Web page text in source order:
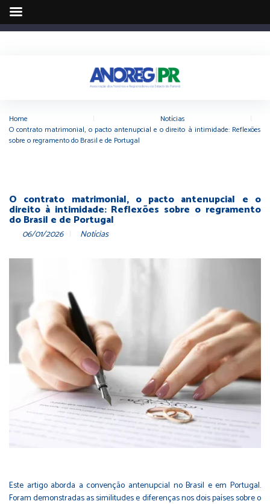
Home Notícias
O contrato matrimonial, o pacto antenupcial e o direito à intimidade: Reflexões
sobre o regramento do Brasil e de Portugal
O contrato matrimonial, o pacto antenupcial e o
direito à intimidade: Reflexões sobre o regramento
do Brasil e de Portugal
06/01/2026 Notícias
Este artigo aborda a convenção antenupcial no Brasil e em Portugal.
Foram demonstradas as similitudes e diferenças nos dois países sobre o